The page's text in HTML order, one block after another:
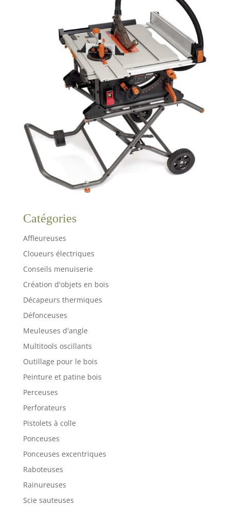
Catégories
Affleureuses
Cloueurs électriques
Conseils menuiserie
Création d'objets en bois
Décapeurs thermiques
Défonceuses
Meuleuses d'angle
Multitools oscillants
Outillage pour le bois
Peinture et patine bois
Perceuses
Perforateurs
Pistolets à colle
Ponceuses
Ponceuses excentriques
Raboteuses
Rainureuses
Scie sauteuses